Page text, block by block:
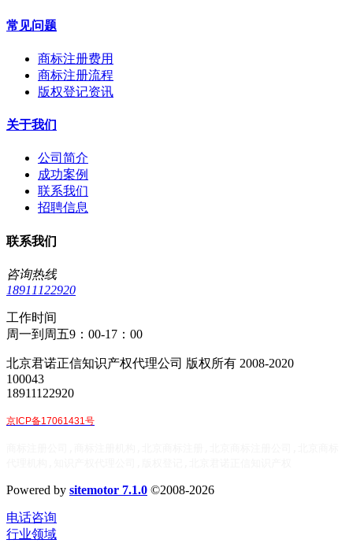
常见问题
商标注册费用
商标注册流程
版权登记资讯
关于我们
公司简介
成功案例
联系我们
招聘信息
联系我们
咨询热线
18911122920
工作时间
周一到周五9：00-17：00
北京君诺正信知识产权代理公司 版权所有 2008-2020
100043
18911122920
京ICP备17061431号
Powered by sitemotor 7.1.0 ©2008-2026
电话咨询
行业领域